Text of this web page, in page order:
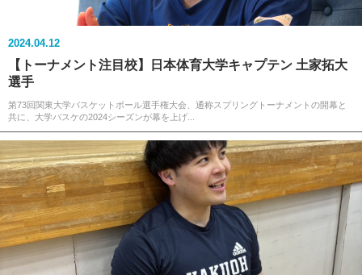
2024.04.12
【トーナメント注目校】日本体育大学キャプテン 土家拓大
選手
第73回関東大学バスケットボール選手権大会、通称スプリングトーナメントの開幕と
共に、大学バスケの2024シーズンが幕を上げ...